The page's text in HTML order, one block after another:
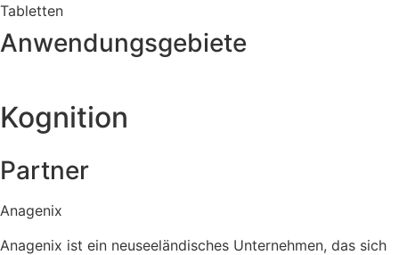
Tabletten
Anwendungsgebiete
Kognition
Partner
Anagenix
Anagenix ist ein neuseeländisches Unternehmen, das sich